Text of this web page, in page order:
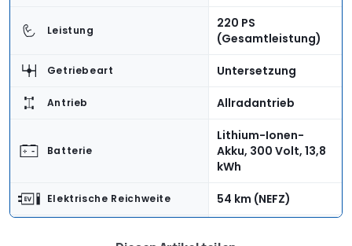
Leistung
220 PS
(Gesamtleistung)
Getriebeart Untersetzung
Antrieb Allradantrieb
Batterie
Lithium-Ionen-
Akku, 300 Volt, 13,8
kWh
Elektrische Reichweite 54 km (NEFZ)